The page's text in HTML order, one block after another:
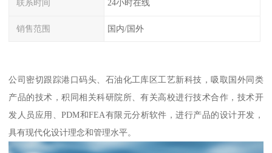
联系时间 24小时在线
销售范围 国内/国外
公司密切跟踪港口码头、石油化工库区工艺新科技，吸取国外同类
产品的技术，积同相关科研院所、有关高校进行技术合作，技术开
发人员应用、PDM和FEA有限元分析软件，进行产品的设计开发，
具有现代化设计理念和管理水平。